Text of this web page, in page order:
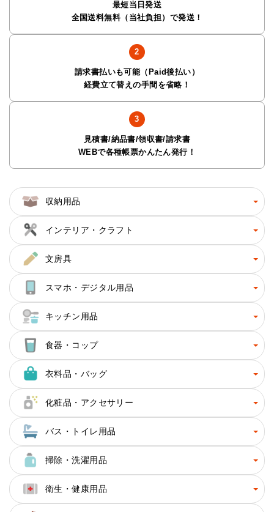
最短当日発送
全国送料無料（当社負担）で発送！
請求書払いも可能（Paid後払い）
経費立て替えの手間を省略！
見積書/納品書/領収書/請求書
WEBで各種帳票かんたん発行！
収納用品
インテリア・クラフト
文房具
スマホ・デジタル用品
キッチン用品
食器・コップ
衣料品・バッグ
化粧品・アクセサリー
バス・トイレ用品
掃除・洗濯用品
衛生・健康用品